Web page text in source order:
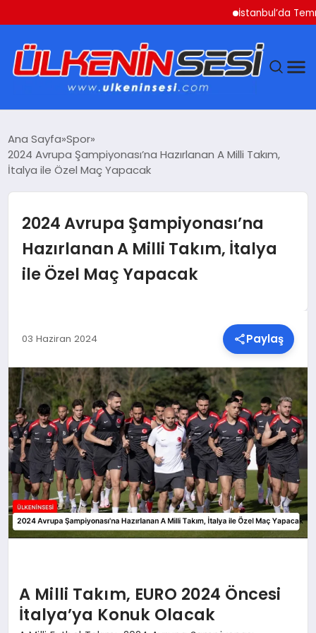
İstanbul’da
EKONOMI
SAĞLIK
TEKNOLOJI
YAŞAM
MALATYA HABERLERI
Ana Sayfa Spor
2024 Avrupa Şampiyonası’na Hazırlanan A Milli Takım,
İtalya ile Özel Maç Yapacak
2024 Avrupa Şampiyonası’na
Hazırlanan A Milli Takım, İtalya
ile Özel Maç Yapacak
03 Haziran 2024 Paylaş
A Milli Takım, EURO 2024 Öncesi
İtalya’ya Konuk Olacak